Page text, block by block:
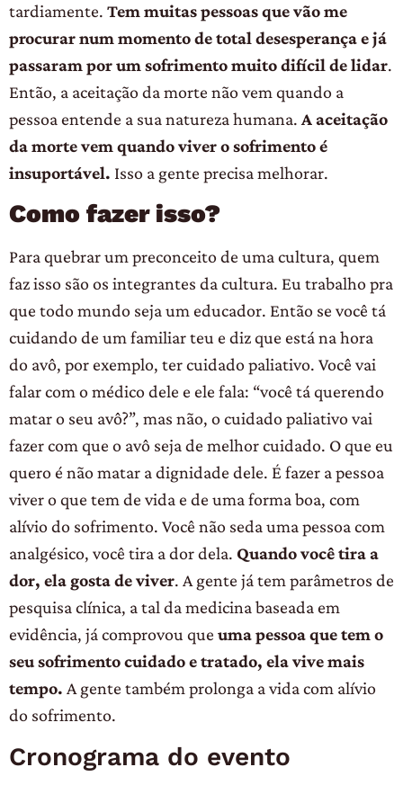
tardiamente. Tem muitas pessoas que vão me
procurar num momento de total desesperança e já
passaram por um sofrimento muito difícil de lidar.
Então, a aceitação da morte não vem quando a
pessoa entende a sua natureza humana. A aceitação
da morte vem quando viver o sofrimento é
insuportável. Isso a gente precisa melhorar.
Como fazer isso?
Para quebrar um preconceito de uma cultura, quem
faz isso são os integrantes da cultura. Eu trabalho pra
que todo mundo seja um educador. Então se você tá
cuidando de um familiar teu e diz que está na hora
do avô, por exemplo, ter cuidado paliativo. Você vai
falar com o médico dele e ele fala: “você tá querendo
matar o seu avô?”, mas não, o cuidado paliativo vai
fazer com que o avô seja de melhor cuidado. O que eu
quero é não matar a dignidade dele. É fazer a pessoa
viver o que tem de vida e de uma forma boa, com
alívio do sofrimento. Você não seda uma pessoa com
analgésico, você tira a dor dela. Quando você tira a
dor, ela gosta de viver. A gente já tem parâmetros de
pesquisa clínica, a tal da medicina baseada em
evidência, já comprovou que uma pessoa que tem o
seu sofrimento cuidado e tratado, ela vive mais
tempo. A gente também prolonga a vida com alívio
do sofrimento.
Cronograma do evento